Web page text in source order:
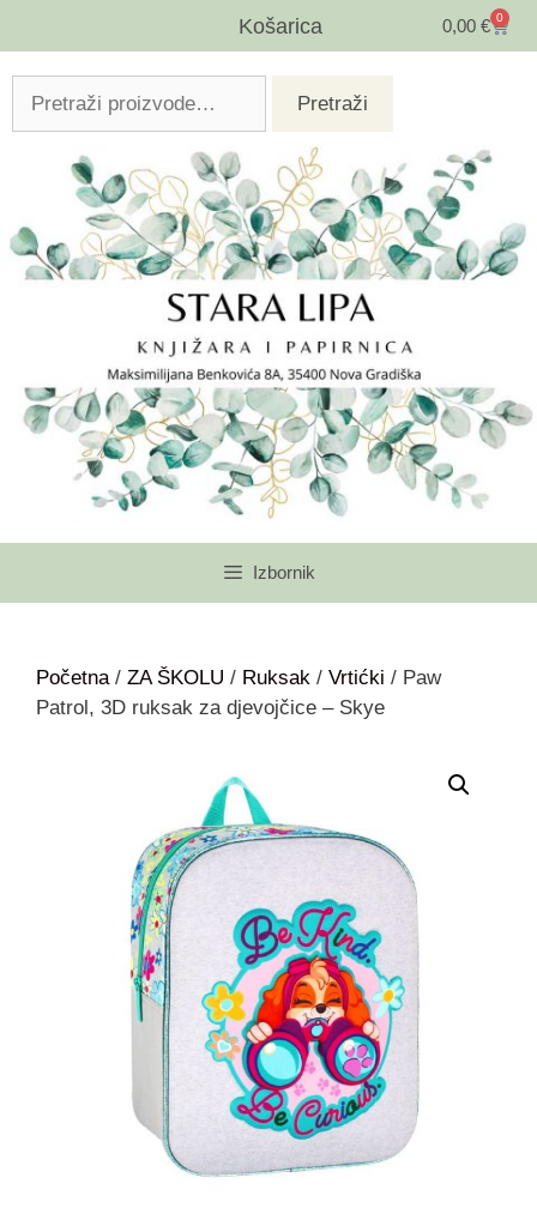
Košarica 0,00 € 0
Pretraži
Izbornik
Početna/ ZA ŠKOLU / Ruksak / Vrtićki / Paw
Patrol, 3D ruksak za djevojčice – Skye